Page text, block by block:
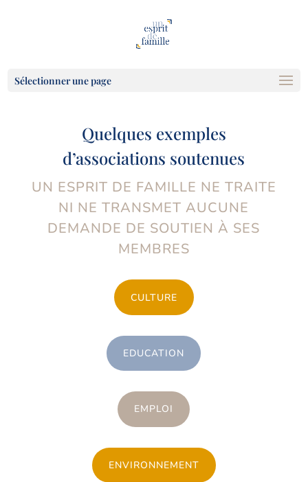
Sélectionner une page
Quelques exemples
d’associations soutenues
UN ESPRIT DE FAMILLE NE TRAITE
NI NE TRANSMET AUCUNE
DEMANDE DE SOUTIEN À SES
MEMBRES
CULTURE
EDUCATION
EMPLOI
ENVIRONNEMENT